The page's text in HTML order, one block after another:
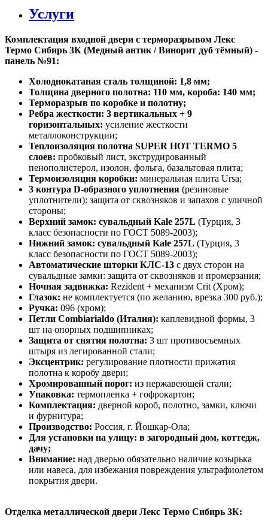
Услуги
Комплектация входной двери с терморазрывом Лекс
Термо Сибирь 3К (Медный антик / Винорит дуб тёмный) -
панель №91:
Холоднокатаная сталь толщиной: 1,8 мм;
Толщина дверного полотна: 110 мм, короба: 140 мм;
Терморазрыв по коробке и полотну;
Ребра жесткости: 3 вертикальных + 9
горизонтальных: усиление жесткости
металлоконструкции;
Теплоизоляция полотна SUPER НОТ ТЕRМО 5
слоев: пробковый лист, экструдированный
пенополистерол, изолон, фольга, базальтовая плита;
Термоизоляция коробки: минеральная плита Ursa;
3 контура D-образного уплотнения (резиновые
уплотнители): защита от сквозняков и запахов с уличной
стороны;
Верхний замок: сувальдный Kale 257L (Турция, 3
класс безопасности по ГОСТ 5089-2003);
Нижний замок: сувальдный Kale 257L (Турция, 3
класс безопасности по ГОСТ 5089-2003);
Автоматические шторки КЛС-13 с двух сторон на
сувальдные замки: защита от сквозняков и промерзания;
Ночная задвижка: Rezident + механизм Crit (Хром);
Глазок: не комплектуется (по желанию, врезка 300 руб.);
Ручка: 096 (хром);
Петли Combiarialdo (Италия): каплевидной формы, 3
шт на опорных подшипниках;
Защита от снятия полотна: 3 шт противосъемных
штыря из легированной стали;
Эксцентрик: регулирование плотности прижатия
полотна к коробу двери;
Хромированный порог: из нержавеющей стали;
Упаковка: термопленка + гофрокартон;
Комплектация: дверной короб, полотно, замки, ключи
и фурнитура;
Производство: Россия, г. Йошкар-Ола;
Для установки на улицу: в загородный дом, коттедж,
дачу;
Внимание: над дверью обязательно наличие козырька
или навеса, для избежания повреждения ультрафиолетом
покрытия двери.
Отделка металлической двери Лекс Термо Сибирь 3К: